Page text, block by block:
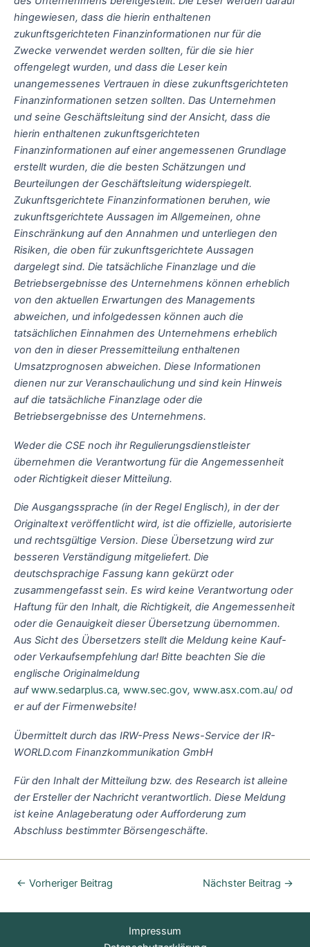
hingewiesen, dass die hierin enthaltenen
zukunftsgerichteten Finanzinformationen nur für die
Zwecke verwendet werden sollten, für die sie hier
offengelegt wurden, und dass die Leser kein
unangemessenes Vertrauen in diese zukunftsgerichteten
Finanzinformationen setzen sollten. Das Unternehmen
und seine Geschäftsleitung sind der Ansicht, dass die
hierin enthaltenen zukunftsgerichteten
Finanzinformationen auf einer angemessenen Grundlage
erstellt wurden, die die besten Schätzungen und
Beurteilungen der Geschäftsleitung widerspiegelt.
Zukunftsgerichtete Finanzinformationen beruhen, wie
zukunftsgerichtete Aussagen im Allgemeinen, ohne
Einschränkung auf den Annahmen und unterliegen den
Risiken, die oben für zukunftsgerichtete Aussagen
dargelegt sind. Die tatsächliche Finanzlage und die
Betriebsergebnisse des Unternehmens können erheblich
von den aktuellen Erwartungen des Managements
abweichen, und infolgedessen können auch die
tatsächlichen Einnahmen des Unternehmens erheblich
von den in dieser Pressemitteilung enthaltenen
Umsatzprognosen abweichen. Diese Informationen
dienen nur zur Veranschaulichung und sind kein Hinweis
auf die tatsächliche Finanzlage oder die
Betriebsergebnisse des Unternehmens.
Weder die CSE noch ihr Regulierungsdienstleister
übernehmen die Verantwortung für die Angemessenheit
oder Richtigkeit dieser Mitteilung.
Die Ausgangssprache (in der Regel Englisch), in der der
Originaltext veröffentlicht wird, ist die offizielle, autorisierte
und rechtsgültige Version. Diese Übersetzung wird zur
besseren Verständigung mitgeliefert. Die
deutschsprachige Fassung kann gekürzt oder
zusammengefasst sein. Es wird keine Verantwortung oder
Haftung für den Inhalt, die Richtigkeit, die Angemessenheit
oder die Genauigkeit dieser Übersetzung übernommen.
Aus Sicht des Übersetzers stellt die Meldung keine Kauf-
oder Verkaufsempfehlung dar! Bitte beachten Sie die
englische Originalmeldung
aufwww.sedarplus.ca, www.sec.gov, www.asx.com.au/ od
er auf der Firmenwebsite!
Übermittelt durch das IRW-Press News-Service der IR-
WORLD.com Finanzkommunikation GmbH
Für den Inhalt der Mitteilung bzw. des Research ist alleine
der Ersteller der Nachricht verantwortlich. Diese Meldung
ist keine Anlageberatung oder Aufforderung zum
Abschluss bestimmter Börsengeschäfte.
← Vorheriger Beitrag Nächster Beitrag →
Impressum